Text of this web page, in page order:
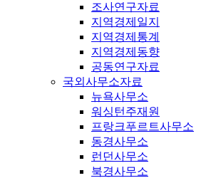
조사연구자료
지역경제일지
지역경제통계
지역경제동향
공동연구자료
국외사무소자료
뉴욕사무소
워싱턴주재원
프랑크푸르트사무소
동경사무소
런던사무소
북경사무소